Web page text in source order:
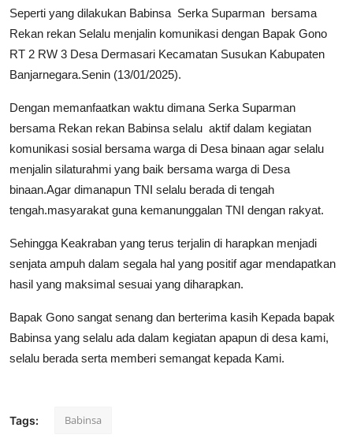
Seperti yang dilakukan Babinsa Serka Suparman bersama
Rekan rekan Selalu menjalin komunikasi dengan Bapak Gono
RT 2 RW 3 Desa Dermasari Kecamatan Susukan Kabupaten
Banjarnegara.Senin (13/01/2025).
Dengan memanfaatkan waktu dimana Serka Suparman
bersama Rekan rekan Babinsa selalu aktif dalam kegiatan
komunikasi sosial bersama warga di Desa binaan agar selalu
menjalin silaturahmi yang baik bersama warga di Desa
binaan.Agar dimanapun TNI selalu berada di tengah
tengah.masyarakat guna kemanunggalan TNI dengan rakyat.
Sehingga Keakraban yang terus terjalin di harapkan menjadi
senjata ampuh dalam segala hal yang positif agar mendapatkan
hasil yang maksimal sesuai yang diharapkan.
Bapak Gono sangat senang dan berterima kasih Kepada bapak
Babinsa yang selalu ada dalam kegiatan apapun di desa kami,
selalu berada serta memberi semangat kepada Kami.
Tags: Babinsa